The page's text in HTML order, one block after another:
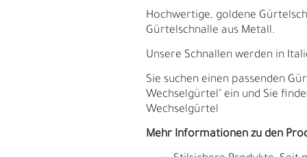
Hochwertige, goldene
Gürtelschnalle aus Metall.
Unsere Schnallen werden in
Sie suchen einen passenden
Wechselgürtel" ein und Sie
Wechselgürtel
Mehr Informationen zu den